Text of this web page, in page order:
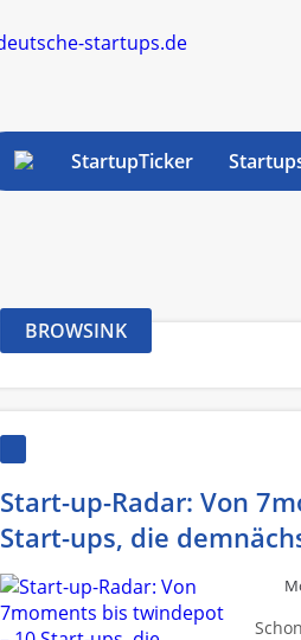
StartupTicker
BROWSINK
Start-up-Radar: Von
Start-ups, die